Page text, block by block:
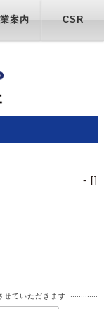
案内 CSR
- []
せていただきます